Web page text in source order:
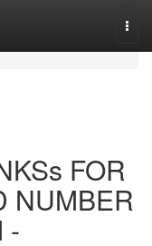
FOR
NUMBER
-